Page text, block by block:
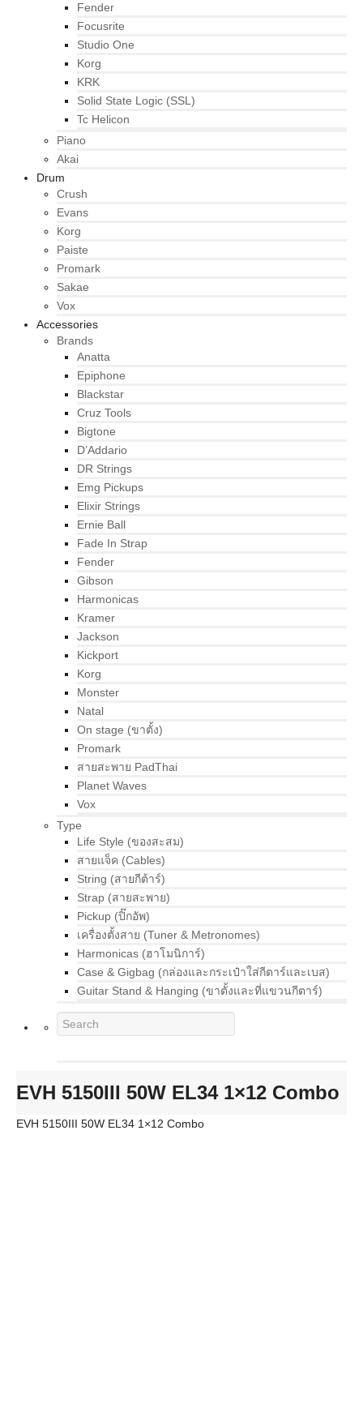
Fender
Focusrite
Studio One
Korg
KRK
Solid State Logic (SSL)
Tc Helicon
Piano
Akai
Drum
Crush
Evans
Korg
Paiste
Promark
Sakae
Vox
Accessories
Brands
Anatta
Epiphone
Blackstar
Cruz Tools
Bigtone
D’Addario
DR Strings
Emg Pickups
Elixir Strings
Ernie Ball
Fade In Strap
Fender
Gibson
Harmonicas
Kramer
Jackson
Kickport
Korg
Monster
Natal
On stage (ขาตั้ง)
Promark
สายสะพาย PadThai
Planet Waves
Vox
Type
Life Style (ของสะสม)
สายแจ็ค (Cables)
String (สายกีต้าร์)
Strap (สายสะพาย)
Pickup (ปิ๊กอัพ)
เครื่องตั้งสาย (Tuner & Metronomes)
Harmonicas (ฮาโมนิการ์)
Case & Gigbag (กล่องและกระเป๋าใส่กีตาร์และเบส)
Guitar Stand & Hanging (ขาตั้งและที่แขวนกีตาร์)
EVH 5150III 50W EL34 1×12 Combo
EVH 5150III 50W EL34 1×12 Combo